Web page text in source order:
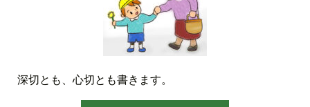
深切とも、心切とも書きます。